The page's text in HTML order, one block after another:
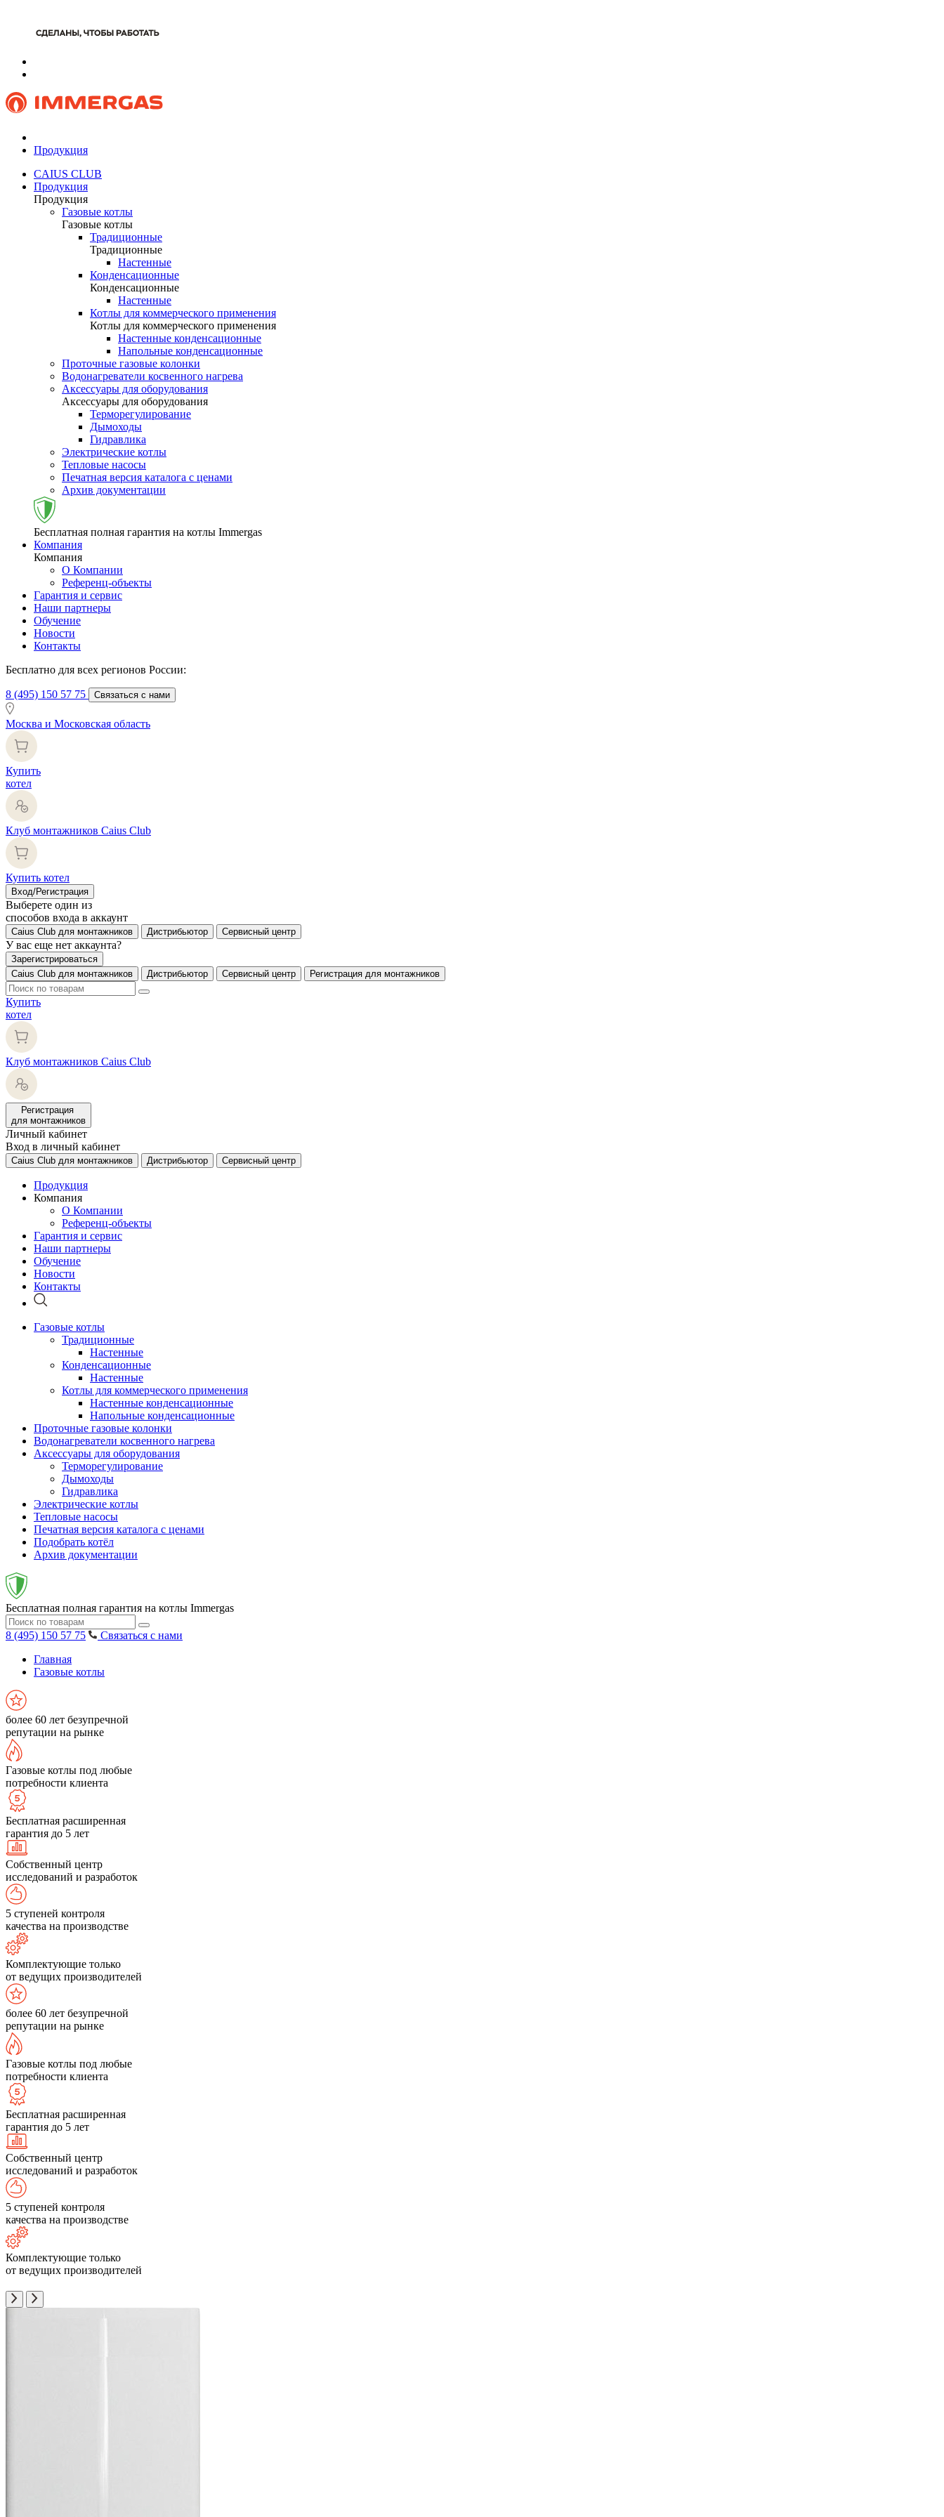
Продукция
CAIUS CLUB
Продукция
Продукция
Газовые котлы
Газовые котлы
Традиционные
Традиционные
Настенные
Конденсационные
Конденсационные
Настенные
Котлы для коммерческого применения
Котлы для коммерческого применения
Настенные конденсационные
Напольные конденсационные
Проточные газовые колонки
Водонагреватели косвенного нагрева
Аксессуары для оборудования
Аксессуары для оборудования
Терморегулирование
Дымоходы
Гидравлика
Электрические котлы
Тепловые насосы
Печатная версия каталога с ценами
Архив документации
Бесплатная полная гарантия на котлы Immergas
Компания
Компания
О Компании
Референц-объекты
Гарантия и сервис
Наши партнеры
Обучение
Новости
Контакты
Бесплатно для всех регионов России:
8 (495) 150 57 75 Связаться с нами
Москва и Московская область
Купить
котел
Клуб монтажников Caius Club
Купить котел
Вход/Регистрация
Выберете один из
способов входа в аккаунт
Caius Club для монтажников Дистрибьютор Сервисный центр
У вас еще нет аккаунта?
Зарегистрироваться
Caius Club для монтажников
Дистрибьютор Сервисный центр Регистрация для монтажников
Купить
котел
Клуб монтажников Caius Club
Регистрация
для монтажников
Личный кабинет
Вход в личный кабинет
Caius Club для монтажников Дистрибьютор Сервисный центр
Продукция
Компания
О Компании
Референц-объекты
Гарантия и сервис
Наши партнеры
Обучение
Новости
Контакты
Газовые котлы
Традиционные
Настенные
Конденсационные
Настенные
Котлы для коммерческого применения
Настенные конденсационные
Напольные конденсационные
Проточные газовые колонки
Водонагреватели косвенного нагрева
Аксессуары для оборудования
Терморегулирование
Дымоходы
Гидравлика
Электрические котлы
Тепловые насосы
Печатная версия каталога с ценами
Подобрать котёл
Архив документации
Бесплатная полная гарантия на котлы Immergas
8 (495) 150 57 75
Связаться с нами
Главная
Газовые котлы
более 60 лет безупречной
репутации на рынке
Газовые котлы под любые
потребности клиента
Бесплатная расширенная
гарантия до 5 лет
Собственный центр
исследований и разработок
5 ступеней контроля
качества на производстве
Комплектующие только
от ведущих производителей
более 60 лет безупречной
репутации на рынке
Газовые котлы под любые
потребности клиента
Бесплатная расширенная
гарантия до 5 лет
Собственный центр
исследований и разработок
5 ступеней контроля
качества на производстве
Комплектующие только
от ведущих производителей